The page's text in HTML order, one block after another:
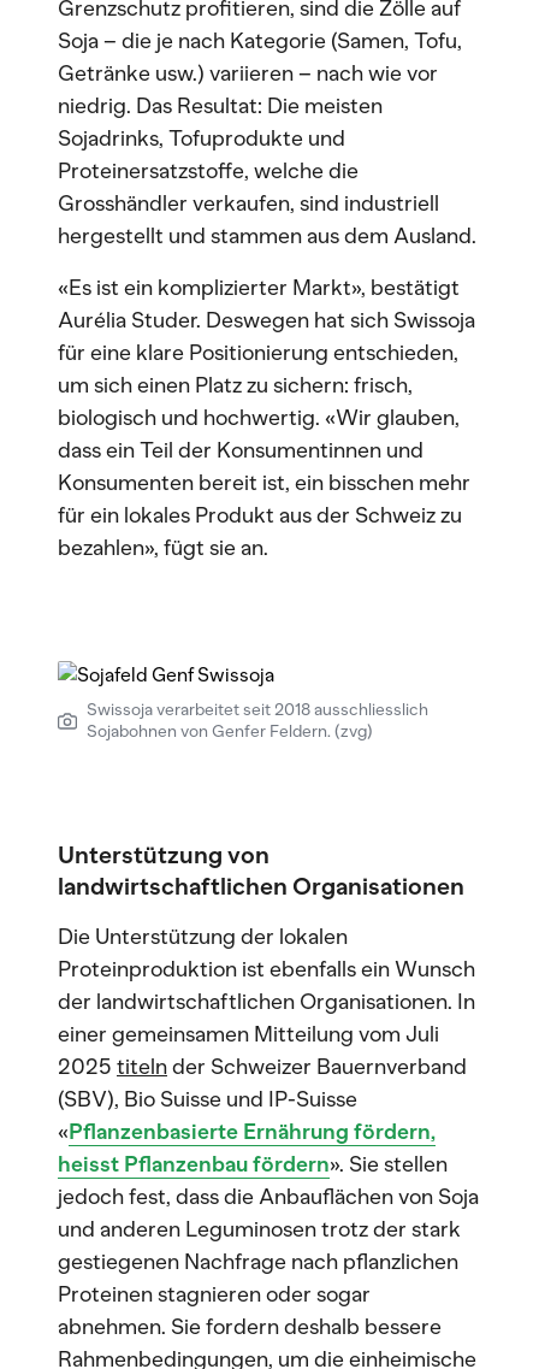
Grenzschutz profitieren, sind die Zölle auf
Soja – die je nach Kategorie (Samen, Tofu,
Getränke usw.) variieren – nach wie vor
niedrig. Das Resultat: Die meisten
Sojadrinks, Tofuprodukte und
Proteinersatzstoffe, welche die
Grosshändler verkaufen, sind industriell
hergestellt und stammen aus dem Ausland.
«Es ist ein komplizierter Markt», bestätigt
Aurélia Studer. Deswegen hat sich Swissoja
für eine klare Positionierung entschieden,
um sich einen Platz zu sichern: frisch,
biologisch und hochwertig. «Wir glauben,
dass ein Teil der Konsumentinnen und
Konsumenten bereit ist, ein bisschen mehr
für ein lokales Produkt aus der Schweiz zu
bezahlen», fügt sie an.
Swissoja verarbeitet seit 2018 ausschliesslich
Sojabohnen von Genfer Feldern. (zvg)
Unterstützung von
landwirtschaftlichen Organisationen
Die Unterstützung der lokalen
Proteinproduktion ist ebenfalls ein Wunsch
der landwirtschaftlichen Organisationen. In
einer gemeinsamen Mitteilung vom Juli
2025 titelnder Schweizer Bauernverband
(SBV), Bio Suisse und IP-Suisse
«Pflanzenbasierte Ernährung fördern,
heisst Pflanzenbau fördern». Sie stellen
jedoch fest, dass die Anbauflächen von Soja
und anderen Leguminosen trotz der stark
gestiegenen Nachfrage nach pflanzlichen
Proteinen stagnieren oder sogar
abnehmen. Sie fordern deshalb bessere
Rahmenbedingungen, um die einheimische